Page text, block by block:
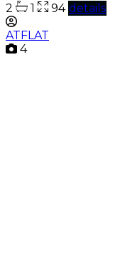
2 1 94 details
ATFLAT
4